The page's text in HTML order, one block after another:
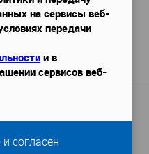
(ДхШхВ)—2000x12x80 мм
/ м.п.
2050x16x100
/ м.п.
на сервисы веб-
передачи
и в
сервисов веб-
согласен